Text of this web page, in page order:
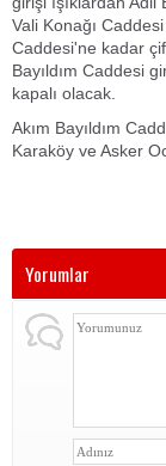
Vali Konağı
Caddesi'ne kadar
Bayıldım Caddesi
kapalı olacak.
Akım Bayıldım
Karaköy ve Asker
Yorumlar